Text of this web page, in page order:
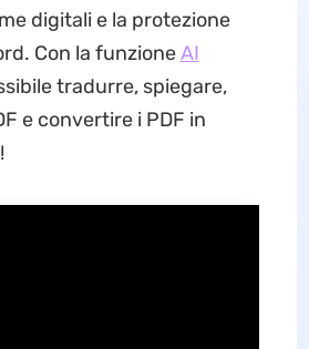
digitali e la protezione
Con la funzioneAI
tradurre, spiegare,
e convertire i PDF in